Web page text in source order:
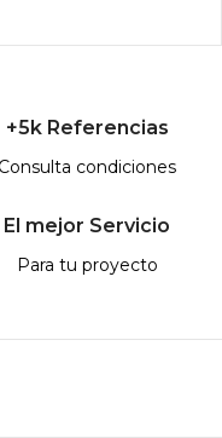
+5k Referencias
Consulta condiciones
El mejor Servicio
Para tu proyecto